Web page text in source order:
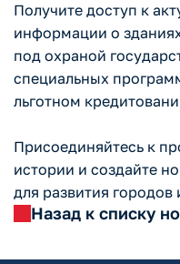
Получите доступ к
информации о
под охраной
специальных
льготном
Присоединяйтесь к
истории и создайте
для развития городов
Назад к списку